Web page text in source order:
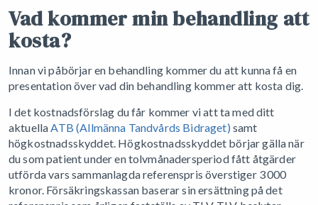
Vad kommer min behandling att
kosta?
Innan vi påbörjar en behandling kommer du att kunna få en
presentation över vad din behandling kommer att kosta dig.
I det kostnadsförslag du får kommer vi att ta med ditt
aktuellaATB (Allmänna Tandvårds Bidraget) samt
högkostnadsskyddet. Högkostnadsskyddet börjar gälla när
du som patient under en tolvmånadersperiod fått åtgärder
utförda vars sammanlagda referenspris överstiger 3 000
kronor. Försäkringskassan baserar sin ersättning på det